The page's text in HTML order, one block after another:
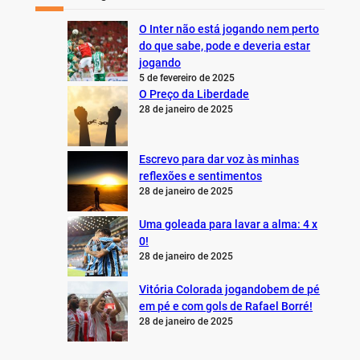
O Inter não está jogando nem perto
do que sabe, pode e deveria estar
jogando
5 de fevereiro de 2025
O Preço da Liberdade
28 de janeiro de 2025
Escrevo para dar voz às minhas
reflexões e sentimentos
28 de janeiro de 2025
Uma goleada para lavar a alma: 4 x
0!
28 de janeiro de 2025
Vitória Colorada jogandobem de pé
em pé e com gols de Rafael Borré!
28 de janeiro de 2025